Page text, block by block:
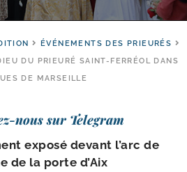
ÉVÉNEMENTS DES PRIEURÉS
DU PRIEURÉ SAINT-FERRÉOL DANS
DE MARSEILLE
nous sur Telegram
expo­sé devant l’arc de
de la porte d’Aix